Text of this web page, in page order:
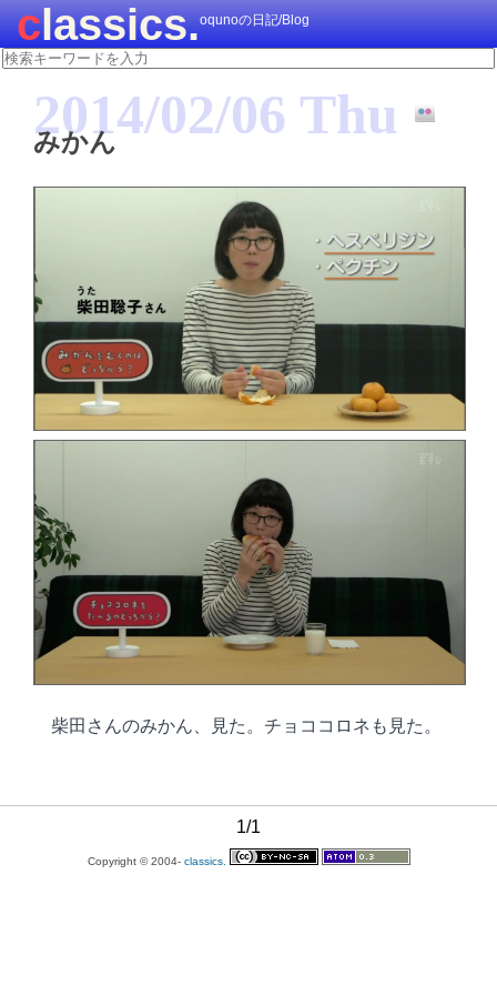
classics.oqunoの日記/Blog
2014/02/06 Thu
みかん
柴田さんのみかん、見た。チョココロネも見た。
1/1
Copyright © 2004- classics.